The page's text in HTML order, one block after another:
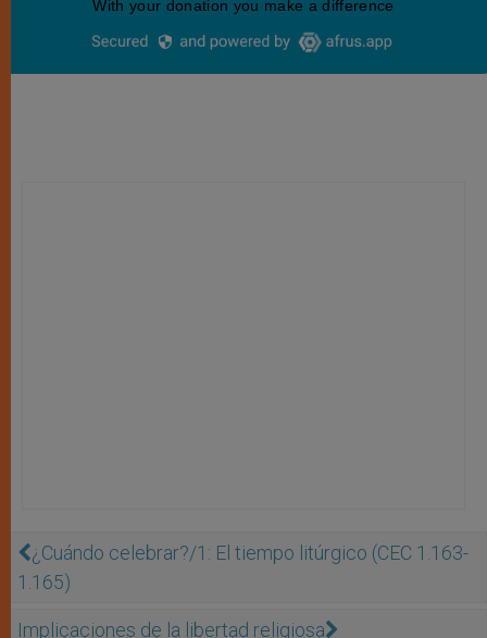
¿Cuándo celebrar?/1: El tiempo litúrgico (CEC 1.163-
1.165)
Implicaciones de la libertad religiosa